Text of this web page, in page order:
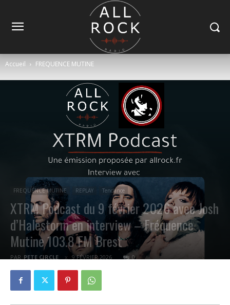
Accueil FREQUENCE MUTINE
FREQUENCE MUTINE REPLAY Tendance
XTRM Podcast du 9 février 2026 avec Josh
d’Halestorm en interview – Fréquence
Mutine 103.8 FM Brest
PAR PETE CIRCLE 9 FÉVRIER 2026 0